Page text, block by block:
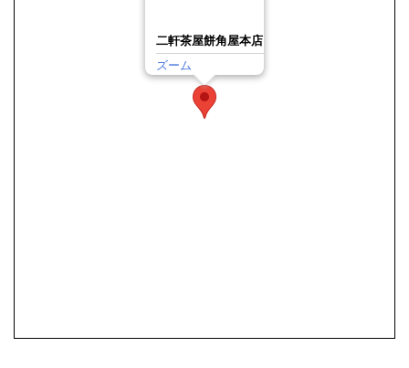
二軒茶屋餅角屋本店
ズーム